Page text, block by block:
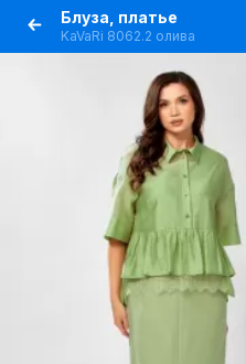
Блуза, платье
KaVaRi 8062.2 олива